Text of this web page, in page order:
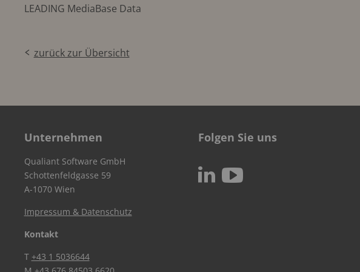
LEADING MediaBase Data
zurück zur Übersicht
Unternehmen
Qualiant Software GmbH
Schottenfeldgasse 59
A-1070 Wien
Impressum & Datenschutz
Kontakt
T +43 1 5036644
Folgen Sie uns
N c